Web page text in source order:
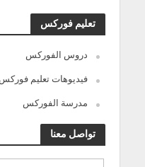
تعليم فوركس
دروس الفوركس
فيديوهات تعليم فوركس
مدرسة الفوركس
تواصل معنا